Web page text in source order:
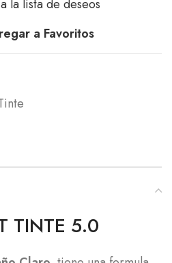
la lista de deseos
a Favoritos
TINTE 5.0